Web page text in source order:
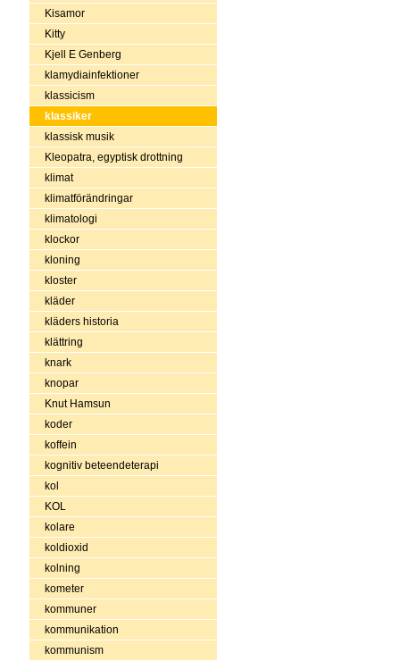
Kisamor
Kitty
Kjell E Genberg
klamydiainfektioner
klassicism
klassiker
klassisk musik
Kleopatra, egyptisk drottning
klimat
klimatförändringar
klimatologi
klockor
kloning
kloster
kläder
kläders historia
klättring
knark
knopar
Knut Hamsun
koder
koffein
kognitiv beteendeterapi
kol
KOL
kolare
koldioxid
kolning
kometer
kommuner
kommunikation
kommunism